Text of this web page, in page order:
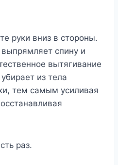
руки вниз в стороны.
спину и
вытягивание
из тела
тем самым усиливая
раз.